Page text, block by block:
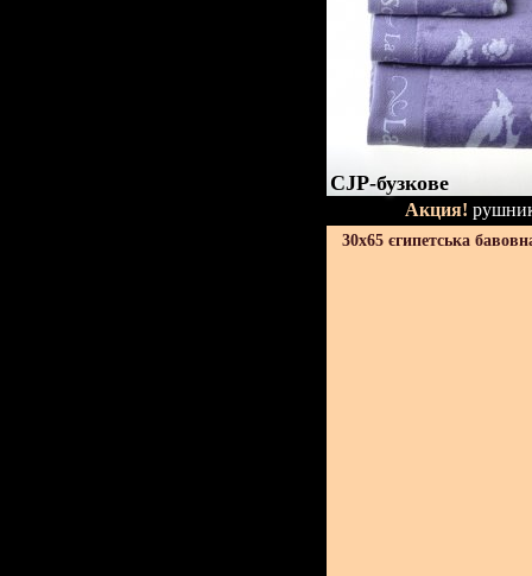
CJP-бузкове
Акция!
30х65 єгипетська